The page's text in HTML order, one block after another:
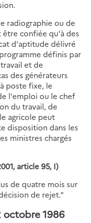
radiographie ou de
confiée qu'à des
d'aptitude délivré
définis par
et de
des générateurs
poste fixe, le
l'emploi ou le chef
du travail, de
agricole peut
disposition dans les
ministres chargés
article 95, I)
de quatre mois sur
de rejet."
1986